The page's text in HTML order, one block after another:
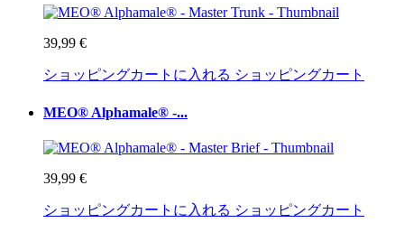
39,99 €
ショッピングカートに入れる ショッピングカート
MEO® Alphamale® -...
39,99 €
ショッピングカートに入れる ショッピングカート